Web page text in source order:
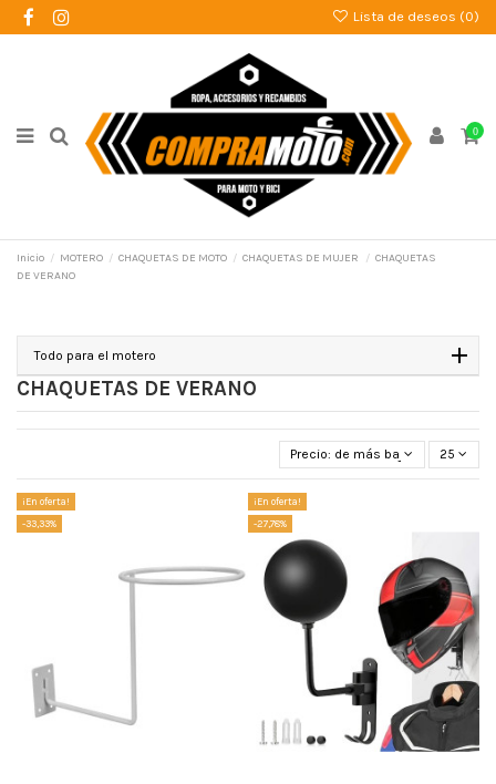
Lista de deseos (0)
0
Inicio MOTERO CHAQUETAS DE MOTO CHAQUETAS DE MUJER
CHAQUETAS
DE VERANO
CHAQUETAS DE VERANO
Precio: de más bajo a más alto
25
¡En oferta!
-33,33%
¡En oferta!
-27,78%
Todo para el motero